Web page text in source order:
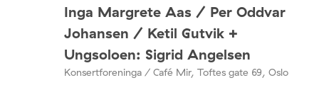
Inga Margrete Aas / Per Oddvar
Johansen / Ketil Gutvik +
Ungsoloen: Sigrid Angelsen
Konsertforeninga / Café Mir, Toftes gate 69, Oslo